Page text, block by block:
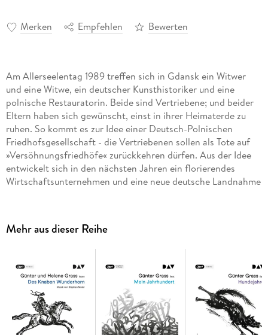
Merken Empfehlen Bewerten
Am Allerseelentag 1989 treffen sich in Gdansk ein Witwer
und eine Witwe, ein deutscher Kunsthistoriker und eine
polnische Restauratorin. Beide sind Vertriebene; und beider
Eltern haben sich gewünscht, einst in ihrer Heimaterde zu
ruhen. So kommt es zur Idee einer Deutsch-Polnischen
Friedhofsgesellschaft - die Vertriebenen sollen als Tote auf
»Versöhnungsfriedhöfe« zurückkehren dürfen. Aus der Idee
entwickelt sich in den nächsten Jahren ein florierendes
Wirtschaftsunternehmen und eine neue deutsche Landnahme
Grass1 mp3-CD | ca. 9 h 4 min Lesung
Mehr aus dieser Reihe